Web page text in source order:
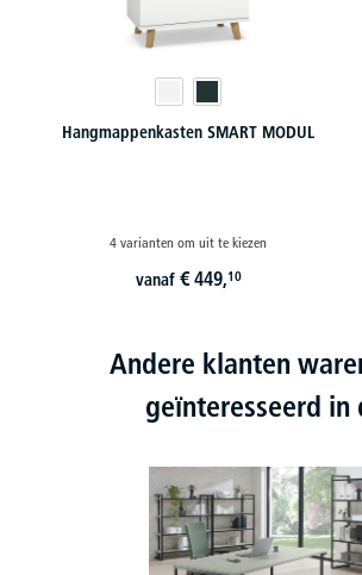
Hangmappenkasten SMART MODUL
4 varianten om uit te kiezen
vanaf € 449,10
Andere klanten
geïnteresseerd in